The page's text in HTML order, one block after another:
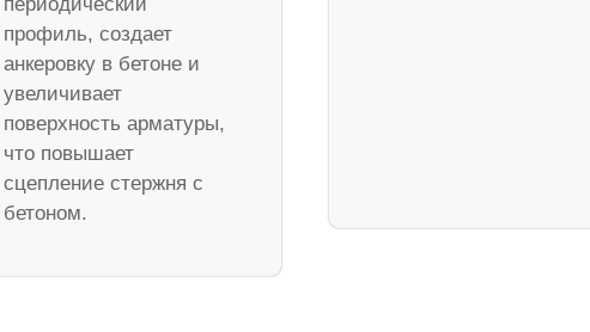
профиль, создает
анкеровку в бетоне и
увеличивает
поверхность арматуры,
что повышает
сцепление стержня с
бетоном.